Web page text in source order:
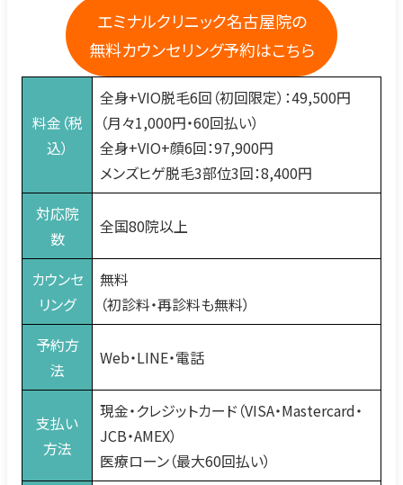
エミナルクリニック名古屋院の
無料カウンセリング予約はこちら
料金（税
込）
全身+VIO脱毛6回（初回限定）：49,500円
（月々1,000円・60回払い）
全身+VIO+顔6回：97,900円
メンズヒゲ脱毛3部位3回：8,400円
対応院
数
全国80院以上
カウンセ
リング
無料
（初診料・再診料も無料）
予約方
法
Web・LINE・電話
支払い
方法
現金・クレジットカード（VISA・Mastercard・
JCB・AMEX）
医療ローン（最大60回払い）